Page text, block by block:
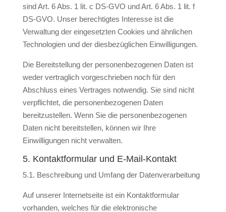
sind Art. 6 Abs. 1 lit. c DS-GVO und Art. 6 Abs. 1 lit. f
DS-GVO. Unser berechtigtes Interesse ist die
Verwaltung der eingesetzten Cookies und ähnlichen
Technologien und der diesbezüglichen Einwilligungen.
Die Bereitstellung der personenbezogenen Daten ist
weder vertraglich vorgeschrieben noch für den
Abschluss eines Vertrages notwendig. Sie sind nicht
verpflichtet, die personenbezogenen Daten
bereitzustellen. Wenn Sie die personenbezogenen
Daten nicht bereitstellen, können wir Ihre
Einwilligungen nicht verwalten.
5. Kontaktformular und E-Mail-Kontakt
5.1. Beschreibung und Umfang der Datenverarbeitung
Auf unserer Internetseite ist ein Kontaktformular
vorhanden, welches für die elektronische